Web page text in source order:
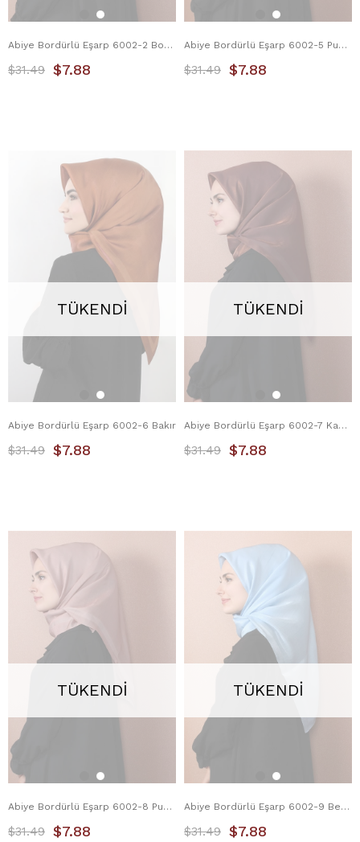
Abiye Bordürlü Eşarp 6002-2 Bordo
$7.88
$31.49
Abiye Bordürlü Eşarp 6002-5 Pudra
$7.88
$31.49
TÜKENDI
Abiye Bordürlü Eşarp 6002-6 Bakır
$7.88
$31.49
TÜKENDI
Abiye Bordürlü Eşarp 6002-7 Kahverengi
$7.88
$31.49
TÜKENDI
Abiye Bordürlü Eşarp 6002-8 Pudra
$7.88
$31.49
TÜKENDI
Abiye Bordürlü Eşarp 6002-9 Bebe Mavisi
$7.88
$31.49